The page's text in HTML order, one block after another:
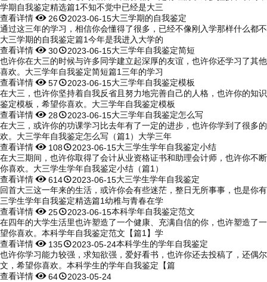
学期自我鉴定精选篇1不知不觉中已经是大三
查看详情 262023-06-15大三学期的自我鉴定
通过这三年的学习，相信你会懂得了很多，已经不像刚入学那样什么都
大三学期的自我鉴定篇1今年是我进入大学的
查看详情302023-06-15大三学年自我鉴定简短
也许你在大三的时候与许多同学建立起深厚的友谊，也许你还学习了其
喜欢。大三学年自我鉴定简短篇1三年的学习
查看详情572023-06-15大三学年自我鉴定模板
在大三，也许你坚持着自我反省且努力地完善自己的人格，也许你的知
鉴定模板，希望你喜欢。大三学年自我鉴定模板
查看详情 282023-06-15大三学年自我鉴定怎么写
在大三，或许你的功课学习比去年有了一定的进步，也许你学到了很多
欢。大三学年自我鉴定怎么写（篇1）大学三年
查看详情 1082023-06-15大三学生学年自我鉴定小结
在大三期间，也许你取得了会计从业资格证书和助理会计师，也许你不
你喜欢。大三学生学年自我鉴定小结（篇1）
查看详情6142023-06-15大三学生学年自我鉴定
回首大三这一年来的生活，或许你会有些迷茫，整日无所事事，也是你
三学生学年自我鉴定精选篇1幼稚与青春在学
查看详情 252023-06-15本科学年自我鉴定范文
在四年的大学生活里也许塑造了一个健康、充满自信的你，也许塑造了
望你喜欢。本科学年自我鉴定范文【篇1】学
查看详情 1352023-05-24本科学生的学年自我鉴定
也许你学习能力较强，求知欲强，爱好看书，也许你还去投稿了，还偶
文，希望你喜欢。本科学生的学年自我鉴定【篇
查看详情642023-05-24